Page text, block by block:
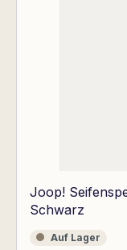
Joop!
Schwarz
Auf Lager
Auf Lager